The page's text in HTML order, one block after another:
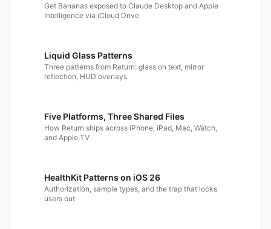
Get Bananas exposed to Claude Desktop and Apple
Intelligence via iCloud Drive
Liquid Glass Patterns
Three patterns from Return: glass on text, mirror
reflection, HUD overlays
Five Platforms, Three Shared Files
How Return ships across iPhone, iPad, Mac, Watch,
and Apple TV
HealthKit Patterns on iOS 26
Authorization, sample types, and the trap that locks
users out